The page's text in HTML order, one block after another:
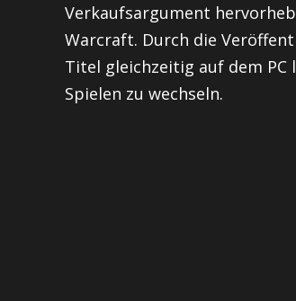
Verkaufsargument
Warcraft. Durch die
Titel gleichzeitig auf dem PC
Spielen zu wechseln.